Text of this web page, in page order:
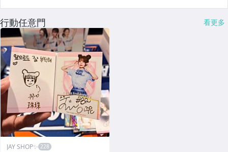
行動任意門 看更多
JAY SHOP✨